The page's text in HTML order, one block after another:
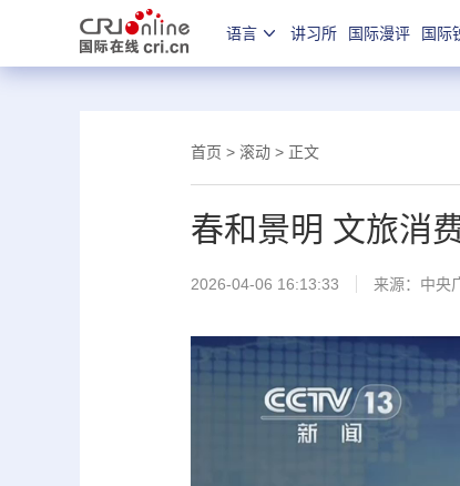
语言 讲习所 国际漫评 国际
首页 > 滚动 > 正文
春和景明 文旅消
2026-04-06 16:13:33 来源： 中央